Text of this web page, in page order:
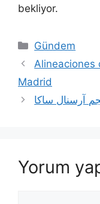
bekliyor.
Kategoriler
Gündem
Alineaciones
Madrid
آرسنال ساكا
Yorum